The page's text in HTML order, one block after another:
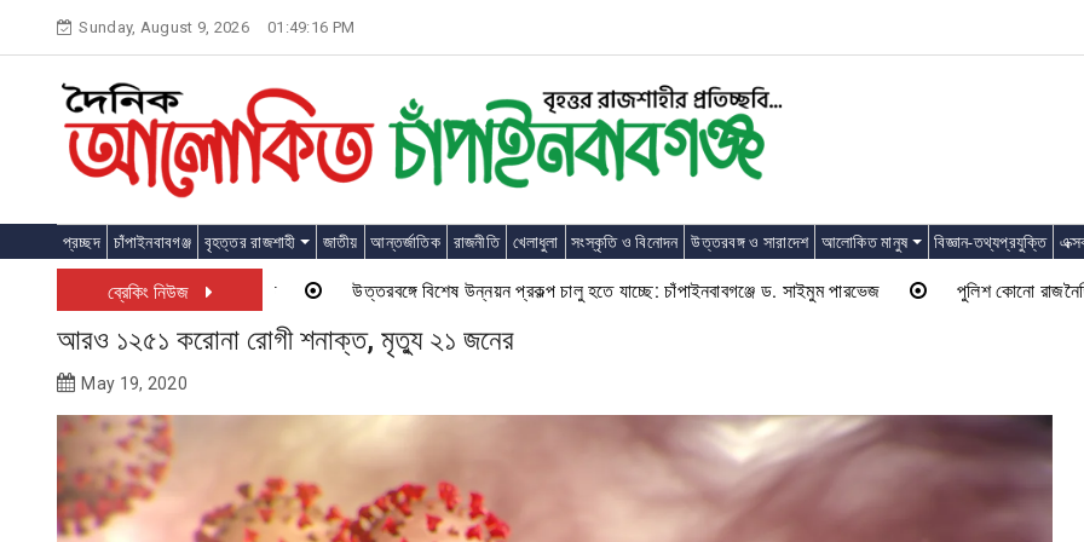
content
Sunday, August 9, 2026 01:49:16 PM
প্রচ্ছদ চাঁপাইনবাবগঞ্জ বৃহত্তর রাজশাহী জাতীয় আন্তর্জাতিক রাজনীতি খেলাধুলা সংস্কৃতি ও বিনোদন উত্তরবঙ্গ ও সারাদেশ আলোকিত মানুষ বিজ্ঞান-তথ্যপ্রযুক্তি
ব্রেকিং নিউজ উত্তরবঙ্গে বিশেষ উন্নয়ন প্রকল্প চালু হতে যাচ্ছে: চাঁপাইনবাবগঞ্জে ড. সাইমুম পারভেজ পুলিশ কোনো রাজনৈতিক দলের
আরও ১২৫১ করোনা রোগী শনাক্ত, মৃত্যু ২১ জনের
May 19, 2020